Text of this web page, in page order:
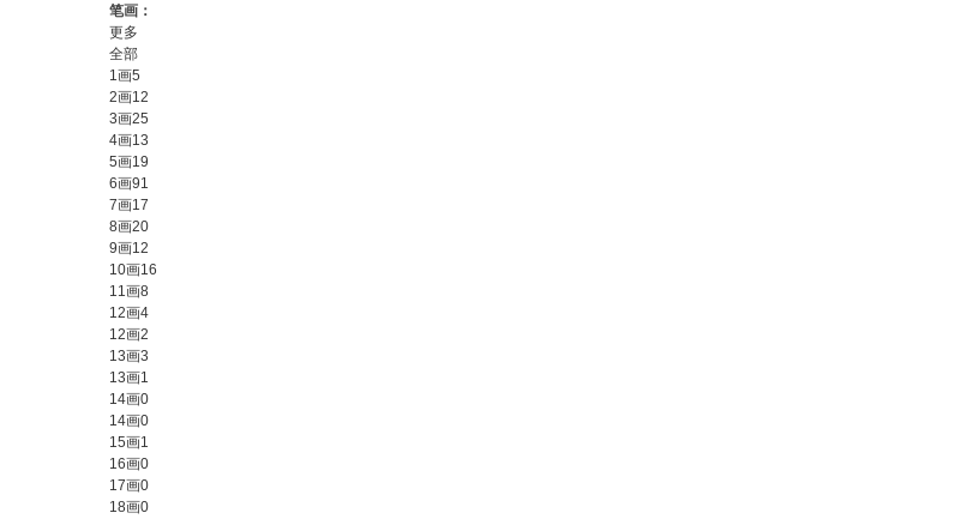
笔画：
更多
全部
1画5
2画12
3画25
4画13
5画19
6画91
7画17
8画20
9画12
10画16
11画8
12画4
12画2
13画3
13画1
14画0
14画0
15画1
16画0
17画0
18画0